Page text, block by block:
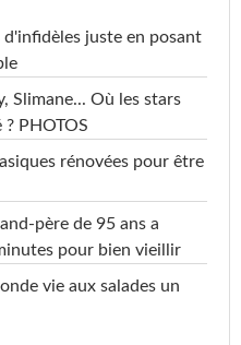
d'infidèles juste en posant
Slimane... Où les stars
PHOTOS
rénovées pour être
père de 95 ans a
pour bien vieillir
vie aux salades un